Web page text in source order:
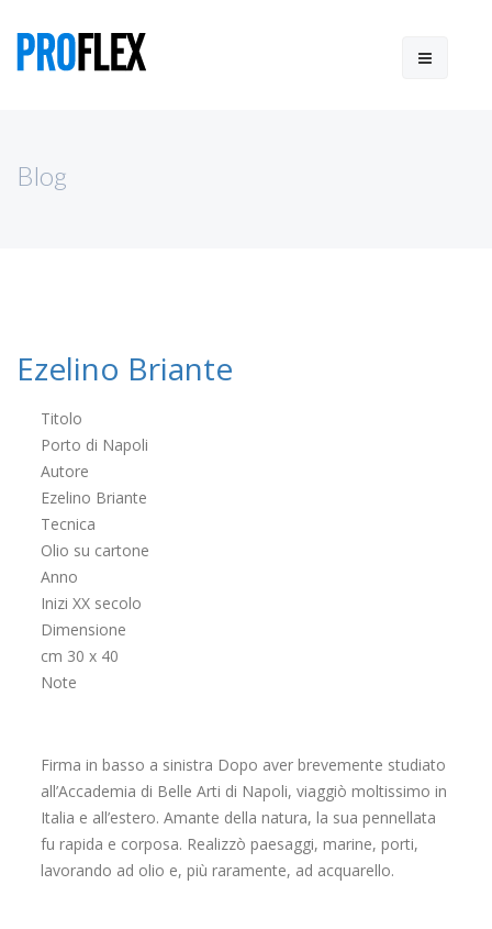
Blog
Ezelino Briante
Titolo
Porto di Napoli
Autore
Ezelino Briante
Tecnica
Olio su cartone
Anno
Inizi XX secolo
Dimensione
cm 30 x 40
Note
Firma in basso a sinistra Dopo aver brevemente studiato
all’Accademia di Belle Arti di Napoli, viaggiò moltissimo in
Italia e all’estero. Amante della natura, la sua pennellata
fu rapida e corposa. Realizzò paesaggi, marine, porti,
lavorando ad olio e, più raramente, ad acquarello.